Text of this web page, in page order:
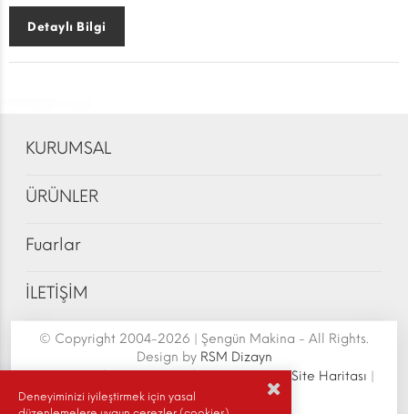
Detaylı Bilgi
KURUMSAL
ÜRÜNLER
Fuarlar
İLETİŞİM
© Copyright 2004-2026 | Şengün Makina - All Rights.
Design by RSM Dizayn
Site Haritası |
Gizlilik Politikası
Deneyiminizi iyileştirmek için yasal